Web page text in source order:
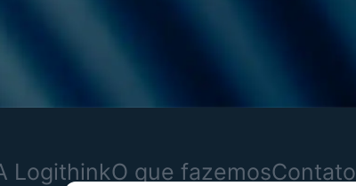
LogithinkO que fazemosContato